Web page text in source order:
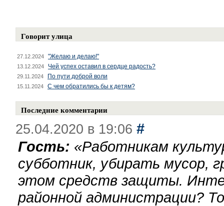
Говорит улица
27.12.2024 "Желаю и делаю!"
13.12.2024 Чей успех оставил в сердце радость?
29.11.2024 По пути доброй воли
15.11.2024 С чем обратились бы к детям?
Последние комментарии
25.04.2020 в 19:06 #
Гость: «Работникам
субботник, убирать мусор,
этом средств защиты.
районной администрации?